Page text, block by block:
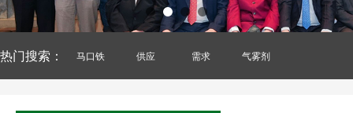
热门搜索： 马口铁 供应 需求 气雾剂